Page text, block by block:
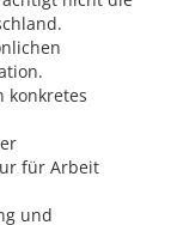
konkretes
für Arbeit
und